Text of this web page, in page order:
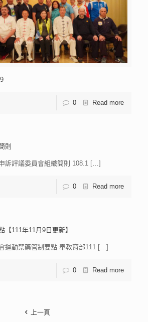
0 Read more
則
訴評議委員會組織簡則 108.1 […]
0 Read more
【111年11月9日更新】
運動禁藥管制要點 奉教育部111 […]
0 Read more
上一頁